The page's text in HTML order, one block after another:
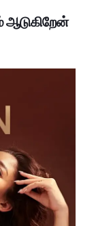
ஆடுகிறேன்